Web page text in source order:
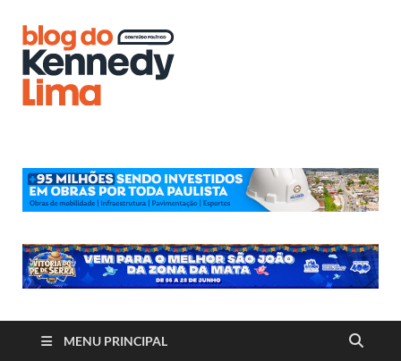
MENU PRINCIPAL